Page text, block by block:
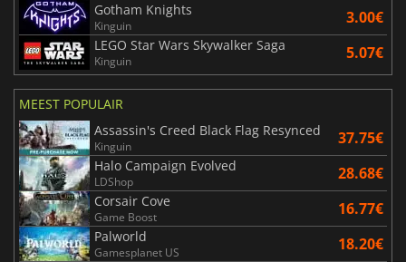
Gotham Knights
Kinguin 3.00€
LEGO Star Wars Skywalker Saga
Kinguin 5.07€
MEEST POPULAIR
Assassin's Creed Black Flag Resynced
Kinguin 37.75€
Halo Campaign Evolved
LDShop 28.68€
Corsair Cove
Game Boost 16.77€
Palworld
Gamesplanet US 18.20€